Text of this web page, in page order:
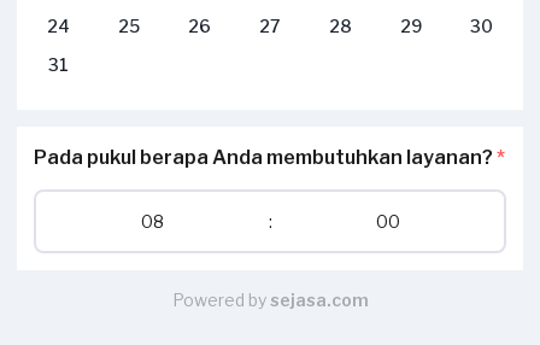
24
25 26 27 28 29
30
31
Pada pukul berapa Anda membutuhkan layanan? *
08 : 00
Powered bysejasa.com